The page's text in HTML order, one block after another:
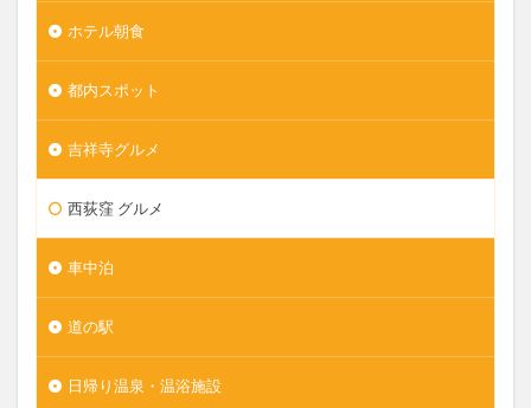
ホテル朝食
都内スポット
吉祥寺グルメ
西荻窪 グルメ
車中泊
道の駅
日帰り温泉・温浴施設